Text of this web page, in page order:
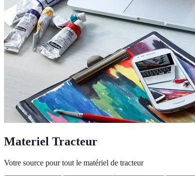
Materiel Tracteur
Votre source pour tout le matériel de tracteur